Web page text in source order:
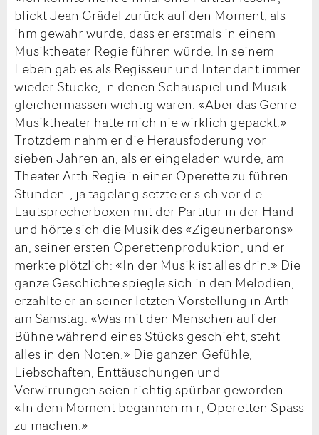
blickt Jean Grädel zurück auf den Moment, als
ihm gewahr wurde, dass er erstmals in einem
Musiktheater Regie führen würde. In seinem
Leben gab es als Regisseur und Intendant immer
wieder Stücke, in denen Schauspiel und Musik
gleichermassen wichtig waren. «Aber das Genre
Musiktheater hatte mich nie wirklich gepackt.»
Trotzdem nahm er die Herausfoderung vor
sieben Jahren an, als er eingeladen wurde, am
Theater Arth Regie in einer Operette zu führen.
Stunden-, ja tagelang setzte er sich vor die
Lautsprecherboxen mit der Partitur in der Hand
und hörte sich die Musik des «Zigeunerbarons»
an, seiner ersten Operettenproduktion, und er
merkte plötzlich: «In der Musik ist alles drin.» Die
ganze Geschichte spiegle sich in den Melodien,
erzählte er an seiner letzten Vorstellung in Arth
am Samstag. «Was mit den Menschen auf der
Bühne während eines Stücks geschieht, steht
alles in den Noten.» Die ganzen Gefühle,
Liebschaften, Enttäuschungen und
Verwirrungen seien richtig spürbar geworden.
«In dem Moment begannen mir, Operetten Spass
zu machen.»